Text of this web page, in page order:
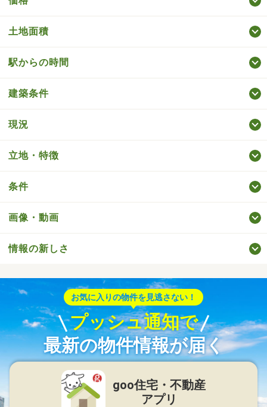
土地面積
駅からの時間
建築条件
現況
立地・特徴
条件
画像・動画
情報の新しさ
お気に入りの物件を見逃さない！
プッシュ通知で
最新の物件情報が届く
goo住宅・不動産
アプリ